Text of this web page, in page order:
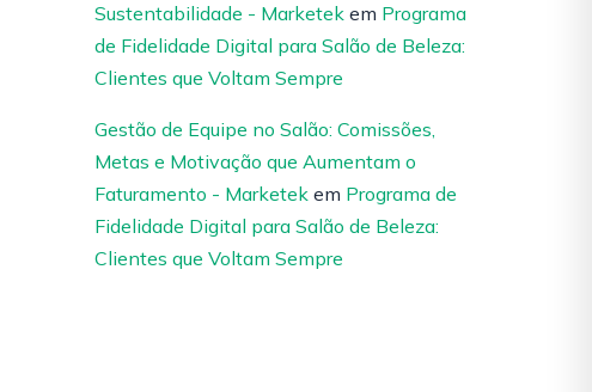
Sustentabilidade - Marketek em Programa
de Fidelidade Digital para Salão de Beleza:
Clientes que Voltam Sempre
Gestão de Equipe no Salão: Comissões,
Metas e Motivação que Aumentam o
Faturamento - Marketek em Programa de
Fidelidade Digital para Salão de Beleza:
Clientes que Voltam Sempre